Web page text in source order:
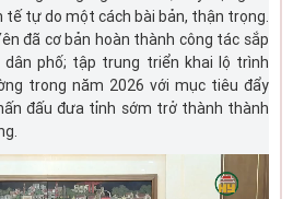
tế tự do một cách bài bản, thận trọng.
đã cơ bản hoàn thành công tác sắp
phố; tập trung triển khai lộ trình
trong năm 2026 với mục tiêu đẩy
đấu đưa tỉnh sớm trở thành thành